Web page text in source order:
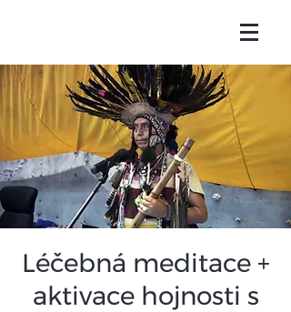
Léčebná meditace +
aktivace hojnosti s